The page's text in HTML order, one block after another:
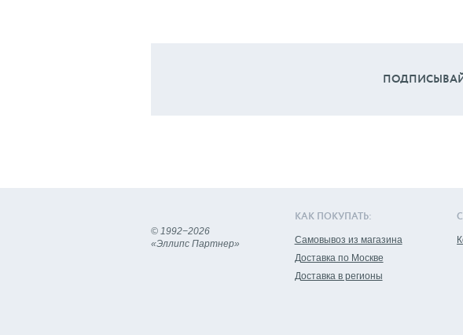
© 1992−2026
«Эллипс Партнер»
КАК ПОКУПАТЬ:
Самовывоз из магазина
Доставка по Москве
Доставка в регионы